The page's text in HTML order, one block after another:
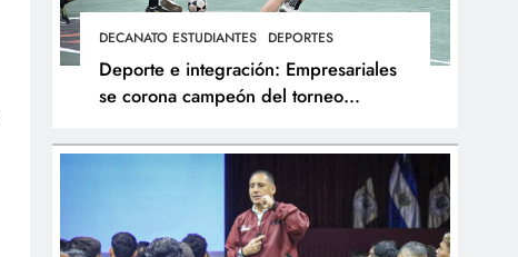
DECANATO ESTUDIANTES DEPORTES
Deporte e integración: Empresariales
se corona campeón del torneo